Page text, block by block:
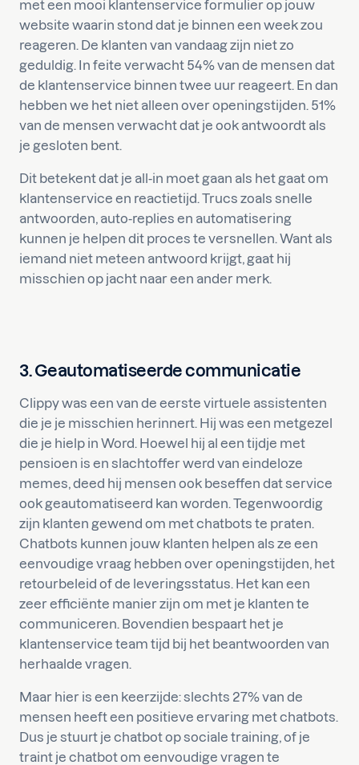
met een mooi klantenservice formulier op jouw
website waarin stond dat je binnen een week zou
reageren. De klanten van vandaag zijn niet zo
geduldig. In feite verwacht 54% van de mensen dat
de klantenservice binnen twee uur reageert. En dan
hebben we het niet alleen over openingstijden. 51%
van de mensen verwacht dat je ook antwoordt als
je gesloten bent.
Dit betekent dat je all-in moet gaan als het gaat om
klantenservice en reactietijd. Trucs zoals snelle
antwoorden, auto-replies en automatisering
kunnen je helpen dit proces te versnellen. Want als
iemand niet meteen antwoord krijgt, gaat hij
misschien op jacht naar een ander merk.
3. Geautomatiseerde communicatie
Clippy was een van de eerste virtuele assistenten
die je je misschien herinnert. Hij was een metgezel
die je hielp in Word. Hoewel hij al een tijdje met
pensioen is en slachtoffer werd van eindeloze
memes, deed hij mensen ook beseffen dat service
ook geautomatiseerd kan worden. Tegenwoordig
zijn klanten gewend om met chatbots te praten.
Chatbots kunnen jouw klanten helpen als ze een
eenvoudige vraag hebben over openingstijden, het
retourbeleid of de leveringsstatus. Het kan een
zeer efficiënte manier zijn om met je klanten te
communiceren. Bovendien bespaart het je
klantenservice team tijd bij het beantwoorden van
herhaalde vragen.
Maar hier is een keerzijde: slechts 27% van de
mensen heeft een positieve ervaring met chatbots.
Dus je stuurt je chatbot op sociale training, of je
traint je chatbot om eenvoudige vragen te